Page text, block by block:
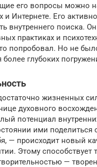
его вопросы можно
и Интернете. Его
внутреннего поиска.
практиках и
попробовал. Но не
глубоких
жизненных
духовного
потенциал
ими поделиться
— происходит новый
Этому способствует
—